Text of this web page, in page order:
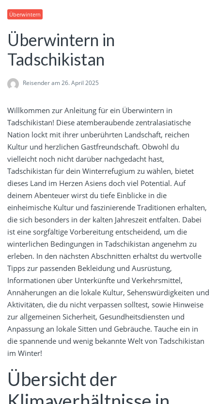
Überwintern
Überwintern in
Tadschikistan
Reisenderam 26. April 2025
Willkommen zur Anleitung für ein Überwintern in
Tadschikistan! Diese atemberaubende zentralasiatische
Nation lockt mit ihrer unberührten Landschaft, reichen
Kultur und herzlichen Gastfreundschaft. Obwohl du
vielleicht noch nicht darüber nachgedacht hast,
Tadschikistan für dein Winterrefugium zu wählen, bietet
dieses Land im Herzen Asiens doch viel Potential. Auf
deinem Abenteuer wirst du tiefe Einblicke in die
einheimische Kultur und faszinierende Traditionen erhalten,
die sich besonders in der kalten Jahreszeit entfalten. Dabei
ist eine sorgfältige Vorbereitung entscheidend, um die
winterlichen Bedingungen in Tadschikistan angenehm zu
erleben. In den nächsten Abschnitten erhältst du wertvolle
Tipps zur passenden Bekleidung und Ausrüstung,
Informationen über Unterkünfte und Verkehrsmittel,
Annäherungen an die lokale Kultur, Sehenswürdigkeiten und
Aktivitäten, die du nicht verpassen solltest, sowie Hinweise
zur allgemeinen Sicherheit, Gesundheitsdiensten und
Anpassung an lokale Sitten und Gebräuche. Tauche ein in
die spannende und wenig bekannte Welt von Tadschikistan
im Winter!
Übersicht der